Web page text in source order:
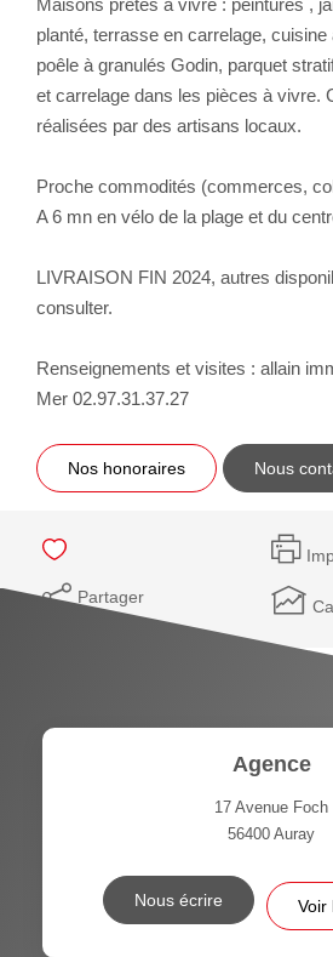
planté, terrasse en carrelage, cuisine
poêle à granulés Godin, parquet
et carrelage dans les pièces à vivre.
réalisées par des artisans locaux.
Proche commodités (commerces,
A 6 mn en vélo de la plage et du
LIVRAISON FIN 2024, autres
consulter.
Renseignements et visites : allain
Mer 02.97.31.37.27
Nos honoraires Nous
Partager
Agence
17 Avenue Foch
56400 Auray
Nous écrire Voir